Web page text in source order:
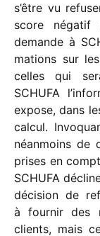
s’être vu
score néga­tif
demande à
ma­tions sur
celles qui
SCHUFA
expose, dans
calcul.
néan­moins de
prises en
SCHUFA
déci­sion de
à four­nir des
clients, mais